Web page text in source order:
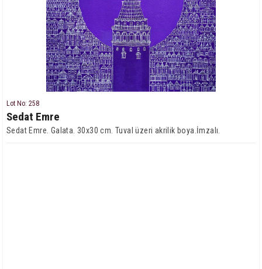
Lot No: 258
Sedat Emre
Sedat Emre. Galata. 30x30 cm. Tuval üzeri akrilik boya.İmzalı.